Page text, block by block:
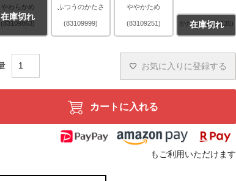
やわらかめ
(83109863)
在庫切れ
ふつうのかたさ
(83109999)
ややかため
(83109251) かため(83110135)
在庫切れ
お気に入りに登録する
カートに入れる
もご利用いただけます